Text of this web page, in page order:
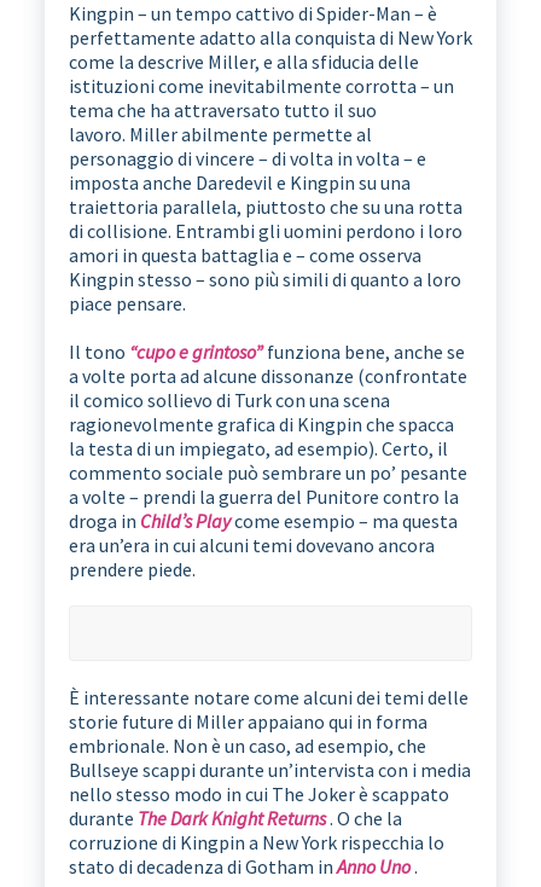
Kingpin – un tempo cattivo di Spider-Man – è
perfettamente adatto alla conquista di New York
come la descrive Miller, e alla sfiducia delle
istituzioni come inevitabilmente corrotta – un
tema che ha attraversato tutto il suo
lavoro. Miller abilmente permette al
personaggio di vincere – di volta in volta – e
imposta anche Daredevil e Kingpin su una
traiettoria parallela, piuttosto che su una rotta
di collisione. Entrambi gli uomini perdono i loro
amori in questa battaglia e – come osserva
Kingpin stesso – sono più simili di quanto a loro
piace pensare.
Il tono “cupo e grintoso”funziona bene, anche se
a volte porta ad alcune dissonanze (confrontate
il comico sollievo di Turk con una scena
ragionevolmente grafica di Kingpin che spacca
la testa di un impiegato, ad esempio). Certo, il
commento sociale può sembrare un po’ pesante
a volte – prendi la guerra del Punitore contro la
droga in Child’s Playcome esempio – ma questa
era un’era in cui alcuni temi dovevano ancora
prendere piede.
È interessante notare come alcuni dei temi delle
storie future di Miller appaiano qui in forma
embrionale. Non è un caso, ad esempio, che
Bullseye scappi durante un’intervista con i media
nello stesso modo in cui The Joker è scappato
durante The Dark Knight Returns. O che la
corruzione di Kingpin a New York rispecchia lo
stato di decadenza di Gotham inAnno Uno.